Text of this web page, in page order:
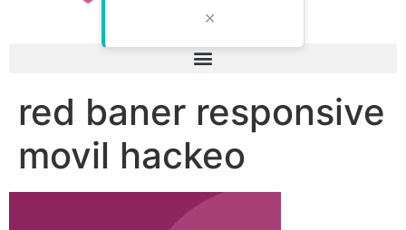
✕
red baner responsive
movil hackeo